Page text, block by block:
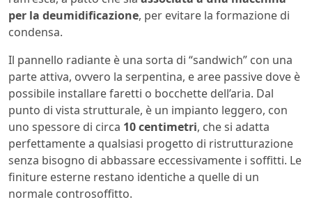
per la deumidificazione, per evitare la formazione di
condensa.
Il pannello radiante è una sorta di “sandwich” con una
parte attiva, ovvero la serpentina, e aree passive dove è
possibile installare faretti o bocchette dell’aria. Dal
punto di vista strutturale, è un impianto leggero, con
uno spessore di circa 10 centimetri, che si adatta
perfettamente a qualsiasi progetto di ristrutturazione
senza bisogno di abbassare eccessivamente i soffitti. Le
finiture esterne restano identiche a quelle di un
normale controsoffitto.